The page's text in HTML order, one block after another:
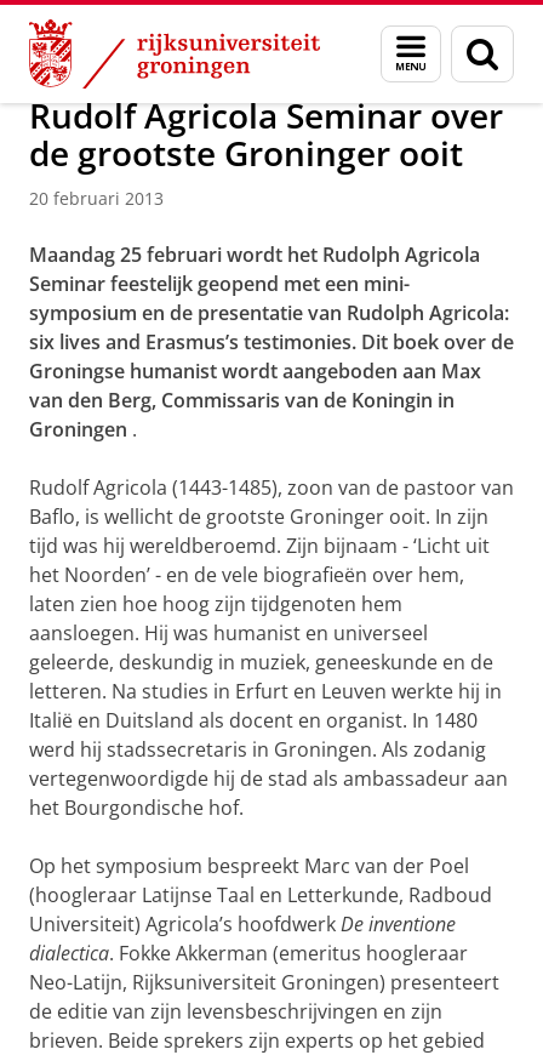
Skip
Content
Skip
Navigation
Menu
en
zoeken
Over ons Actueel Nieuws Nieuwsberichten
Rudolf Agricola Seminar over
de grootste Groninger ooit
20 februari 2013
Maandag 25 februari wordt het Rudolph Agricola
Seminar feestelijk geopend met een mini-
symposium en de presentatie van Rudolph Agricola:
six lives and Erasmus’s testimonies. Dit boek over de
Groningse humanist wordt aangeboden aan Max
van den Berg, Commissaris van de Koningin in
Groningen .
Rudolf Agricola (1443-1485), zoon van de pastoor van
Baflo, is wellicht de grootste Groninger ooit. In zijn
tijd was hij wereldberoemd. Zijn bijnaam - ‘Licht uit
het Noorden’ - en de vele biografieën over hem,
laten zien hoe hoog zijn tijdgenoten hem
aansloegen. Hij was humanist en universeel
geleerde, deskundig in muziek, geneeskunde en de
letteren. Na studies in Erfurt en Leuven werkte hij in
Italië en Duitsland als docent en organist. In 1480
werd hij stadssecretaris in Groningen. Als zodanig
vertegenwoordigde hij de stad als ambassadeur aan
het Bourgondische hof.
Op het symposium bespreekt Marc van der Poel
(hoogleraar Latijnse Taal en Letterkunde, Radboud
Universiteit) Agricola’s hoofdwerkDe inventione
dialectica. Fokke Akkerman (emeritus hoogleraar
Neo-Latijn, Rijksuniversiteit Groningen) presenteert
de editie van zijn levensbeschrijvingen en zijn
brieven. Beide sprekers zijn experts op het gebied